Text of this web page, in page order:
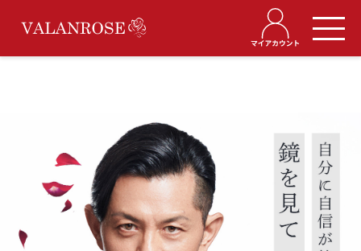
クリームシャンプー
OYASUMIスカルプシャンプー
ヘアエッセンスオイル
スカルプヘアトニック
当サイトについて
ご注文について